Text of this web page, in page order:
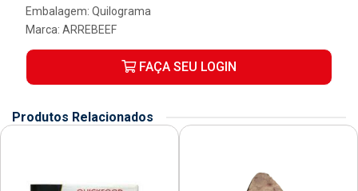
Embalagem: Quilograma
Marca: ARREBEEF
FAÇA SEU LOGIN
Produtos Relacionados